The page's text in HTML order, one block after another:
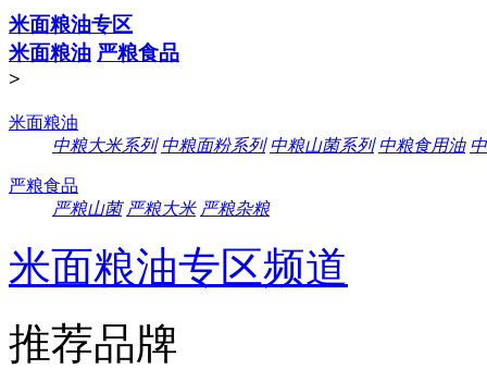
米面粮油专区
米面粮油 严粮食品
>
米面粮油
中粮大米系列 中粮面粉系列 中粮山菌系列 中粮食用油
严粮食品
严粮山菌 严粮大米 严粮杂粮
米面粮油专区频道
推荐品牌